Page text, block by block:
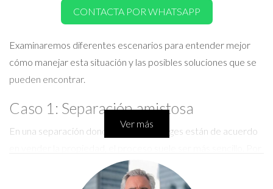
CONTACTA POR WHATSAPP
Examinaremos diferentes escenarios para entender mejor
cómo manejar esta situación y las posibles soluciones que se
pueden encontrar.
Caso 1: Separación amistosa
En una separación donde ambos cónyuges están de acuerdo
ejemplo, Marta y Luis decidieron vender su piso tras un
acuerdo mutuo. Ambos firmaron los documentos necesarios y
Ver más